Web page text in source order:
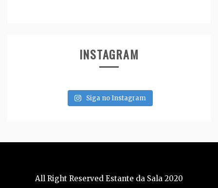
INSTAGRAM
Siga no Instagram
All Right Reserved Estante da Sala 2020